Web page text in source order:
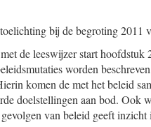
bij de begroting 2011
de leeswijzer start hoofdstuk
worden
komen de met het beleid
doelstellingen aan bod. Ook
van beleid geeft